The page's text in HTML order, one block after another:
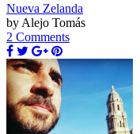
Nueva Zelanda
by Alejo Tomás
2 Comments